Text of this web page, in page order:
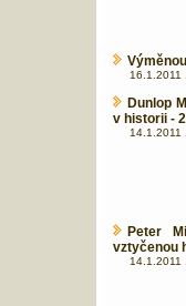
16.1.2011
Dunlop
v historii -
14.1.2011
Peter
vztyčenou
14.1.2011